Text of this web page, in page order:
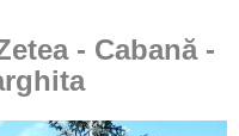
- Cabană -